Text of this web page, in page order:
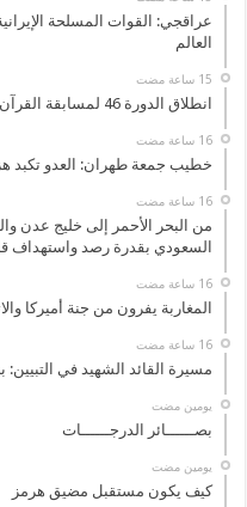
عراقجي: القوات المسلحة
العالم
انطلاق الدورة 46 لمسابقة القرآن الدولية في مكة
‏16 ساعة مضت
خطيب جمعة طهران: العدو تكبد
‏16 ساعة مضت
من البحر الأحمر إلى خليج عدن
السعودي بقدرة رصد واستهداف
‏16 ساعة مضت
المغاربة يفرون من جنة أميركا
‏16 ساعة مضت
مسيرة القائد الشهيد في
‏يومين مضت
بصــــــائر الدرجــــــات
‏يومين مضت
كيف يكون مستقبل مضيق هرمز